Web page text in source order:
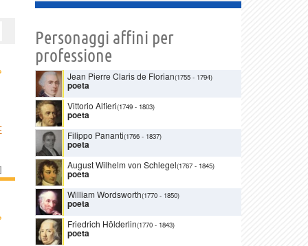
]
Personaggi affini per
professione
Jean Pierre Claris de Florian(1755 - 1794)
poeta
Vittorio Alfieri(1749 - 1803)
poeta
Filippo Pananti(1766 - 1837)
poeta
August Wilhelm von Schlegel(1767 - 1845)
poeta
William Wordsworth(1770 - 1850)
poeta
Friedrich Hölderlin(1770 - 1843)
poeta